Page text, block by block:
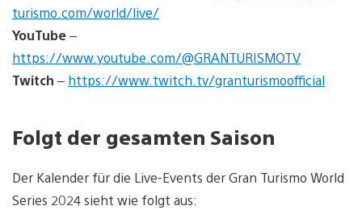
turismo.com/world/live/
YouTube–
https://www.youtube.com/@GRANTURISMOTV
Twitch – https://www.twitch.tv/granturismoofficial
Folgt der gesamten Saison
Der Kalender für die Live-Events der Gran Turismo World
Series 2024 sieht wie folgt aus: